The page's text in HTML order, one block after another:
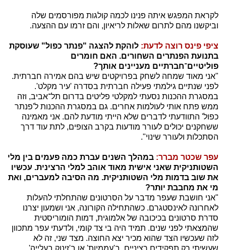
לקראת המפגש איתה פנינו לכמה קולגות מפורסמים שלה
וביקשנו מהם לתרום שאלות לריאיון, והם זרמו עם ההצעה.
ציפי פינס רוצה לדעת: לוהקת להצגה "פנתר כפול" שעוסקת
בתנועת הפנתרים השחורים. האם חומרים
פוליטיים־חברתיים מעניינים אותך?
"אני מאוד שמחה לשחק בפרויקטים שיש בהם אמירה חברתית.
לפני שנתיים גילמתי פעילה חברתית בסדרה 'עיר מקלט'.
במסגרת ההכנות נסעתי למקלטי פליטים בדרום תל־אביב, וזה
ממש פתח אותי לעולמות אחרים. גם במסגרת ההכנות ל'פנתר
כפול' התוודעתי לדברים שלא הייתי מודעת להם. אני מאמינה
ששחקנים יכולים לעורר מודעות בקרב הצופים, לתת עוד דרך
הסתכלות ולעורר שינוי".
עפר שכטר מברר: במהלך השנים עברת כמה פעמים בין מלי
השטותניקית שאני אישית מאוד אוהב למלי הרצינית. עכשיו
את שוב בדמות מלי השטותניקית. מה הסיבה למעברים, ואת
מי את מחבבת יותר?
"אני חושבת שעפר מדבר על הסרטונים שהתחלתי להעלות
לאחרונה לאינסטגרם. כשהתחילה הקורונה, אני ושמעון יצרנו
סדרת סרטונים בכיכובה של אלמוגית, דמות הומוריסטית
שהמצאתי לפני שנים. תמיד היה בי צד קומי, ולדעתי עפר מתכוון
לזה שעכשיו הצד שהוא מכיר יצא החוצה. מצד שני, זה לא
שעשיתי רק תפקידים רציניים. ב'עממיות' או ב'זינוק בעלייה'